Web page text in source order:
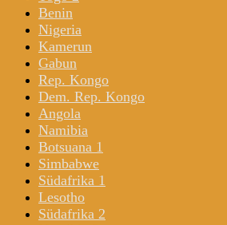
Benin
Nigeria
Kamerun
Gabun
Rep. Kongo
Dem. Rep. Kongo
Angola
Namibia
Botsuana 1
Simbabwe
Südafrika 1
Lesotho
Südafrika 2